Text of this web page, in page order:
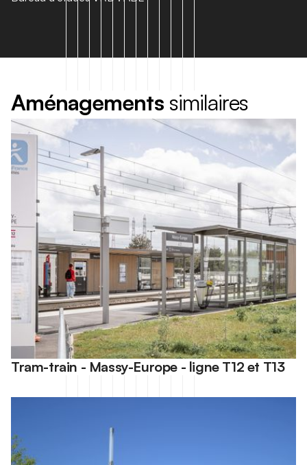
Aménagements similaires
Tram-train - Massy-Europe - ligne T12 et T13